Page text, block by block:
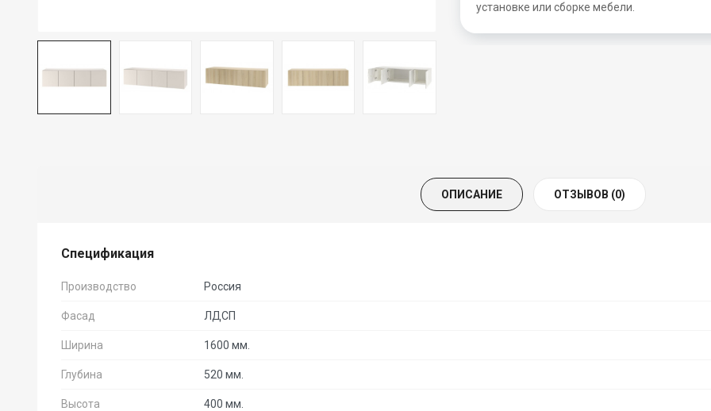
установке или сборке мебели.
ОПИСАНИЕ ОТЗЫВОВ (0)
Спецификация
Производство Россия
Фасад ЛДСП
Ширина 1600 мм.
Глубина 520 мм.
Высота 400 мм.